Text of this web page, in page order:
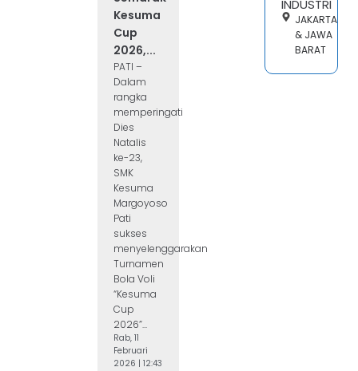
Kesuma
Cup
2026,...
PATI –
Dalam
rangka
memperingati
Dies
Natalis
ke-23,
SMK
Kesuma
Margoyoso
Pati
sukses
menyelenggarakan
Turnamen
Bola Voli
“Kesuma
Cup
2026”...
Rab, 11
Februari
2026 | 12:43
INDUSTRI
JAKARTA
& JAWA
BARAT